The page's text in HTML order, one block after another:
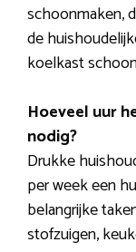
schoonmaken,
de
koelkast
Hoeveel uur
nodig?
Drukke
per week een
belangrijke
stofzuigen,